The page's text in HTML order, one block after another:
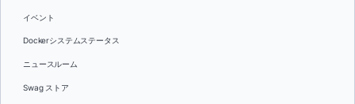
イベント
Dockerシステムステータス
ニュースルーム
Swag ストア